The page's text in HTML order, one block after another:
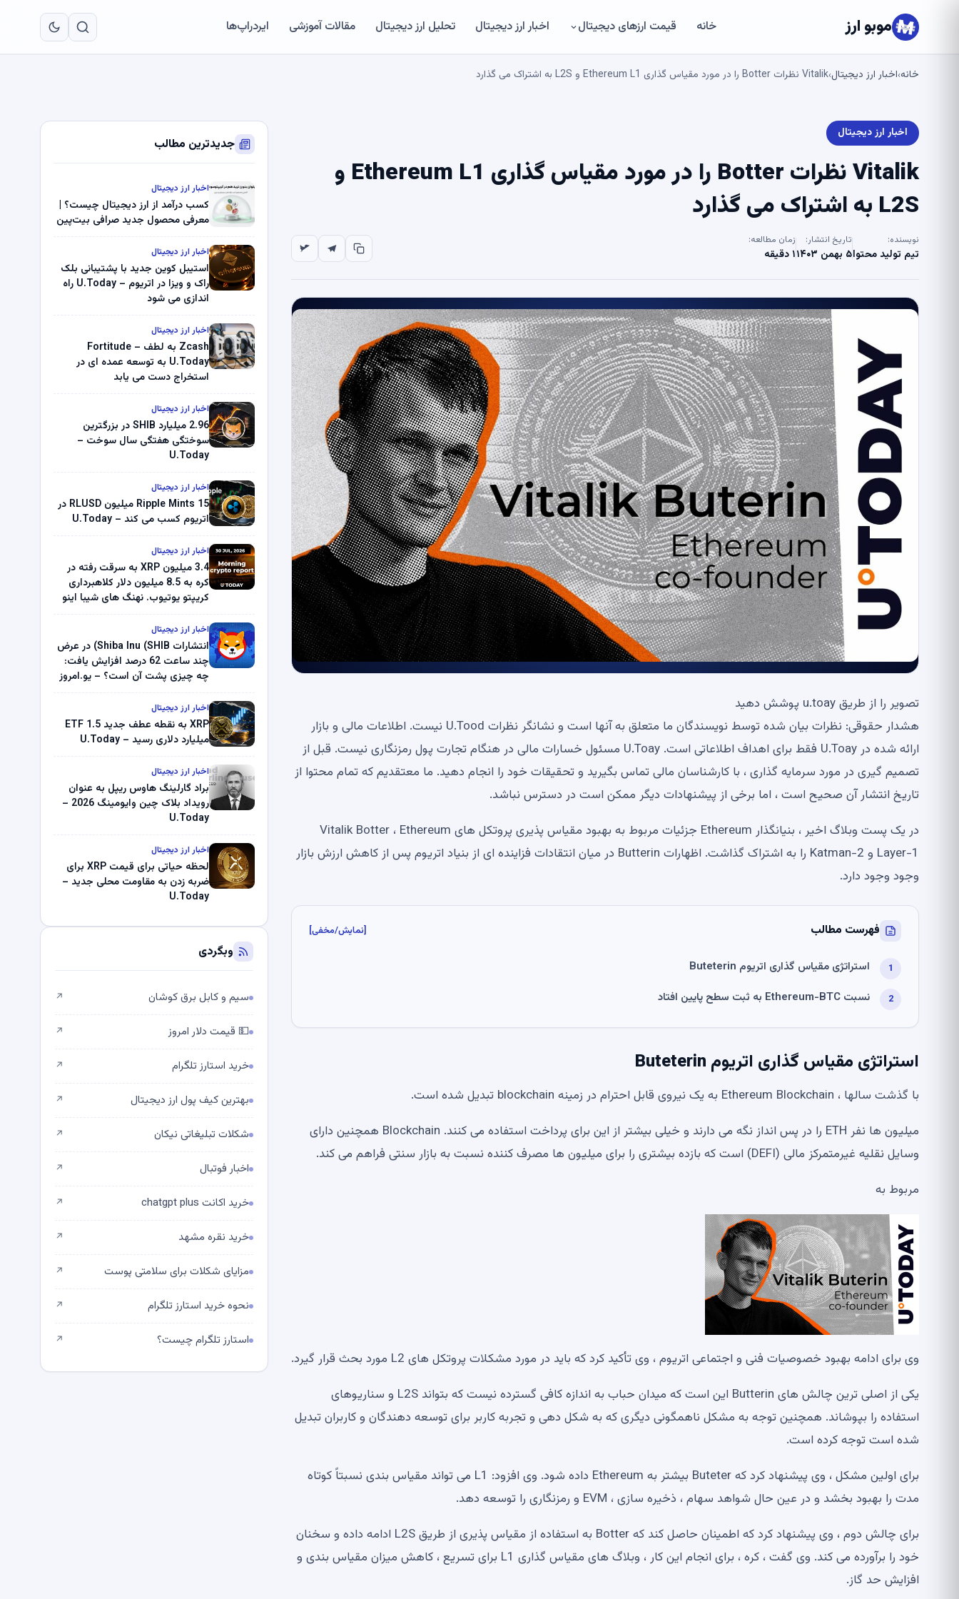
موبو ارز خانه قیمت ارزهای دیجیتال اخبار ارز دیجیتال تحلیل ارز دیجیتال مقالات آموزشی ایردراپ‌ها
خانه›اخبار ارز دیجیتال›Vitalik نظرات Botter را در مورد مقیاس گذاری Ethereum L1 و L2S به اشتراک می گذارد
اخبار ارز دیجیتال
Vitalik نظرات Botter را در مورد مقیاس گذاری Ethereum L1 و
L2S به اشتراک می گذارد
نویسنده:
تیم تولید محتوا
تاریخ انتشار:
۵ بهمن ۱۴۰۳
زمان مطالعه:
۱ دقیقه
تصویر را از طریق u.toay پوشش دهید
هشدار حقوقی: نظرات بیان شده توسط نویسندگان ما متعلق به آنها است و نشانگر نظرات U.Tood نیست. اطلاعات مالی و بازار
ارائه شده در U.Toay فقط برای اهداف اطلاعاتی است. U.Toay مسئول خسارات مالی در هنگام تجارت پول رمزنگاری نیست. قبل از
تصمیم گیری در مورد سرمایه گذاری ، با کارشناسان مالی تماس بگیرید و تحقیقات خود را انجام دهید. ما معتقدیم که تمام محتوا از
تاریخ انتشار آن صحیح است ، اما برخی از پیشنهادات دیگر ممکن است در دسترس نباشد.
در یک پست وبلاگ اخیر ، بنیانگذار Ethereum جزئیات مربوط به بهبود مقیاس پذیری پروتکل های Vitalik Botter ، Ethereum
Layer-1 و Katman-2 را به اشتراک گذاشت. اظهارات Butterin در میان انتقادات فزاینده ای از بنیاد اتریوم پس از کاهش ارزش بازار
وجود وجود دارد.
فهرست مطالب [نمایش/مخفی]
استراتژی مقیاس گذاری اتریوم Buteterin
نسبت Ethereum-BTC به ثبت سطح پایین افتاد
استراتژی مقیاس گذاری اتریوم Buteterin
با گذشت سالها ، Ethereum Blockchain به یک نیروی قابل احترام در زمینه blockchain تبدیل شده است.
میلیون ها نفر ETH را در پس انداز نگه می دارند و خیلی بیشتر از این برای پرداخت استفاده می کنند. Blockchain همچنین دارای
وسایل نقلیه غیرمتمرکز مالی (DEFI) است که بازده بیشتری را برای میلیون ها مصرف کننده نسبت به بازار سنتی فراهم می کند.
مربوط به
وی برای ادامه بهبود خصوصیات فنی و اجتماعی اتریوم ، وی تأکید کرد که باید در مورد مشکلات پروتکل های L2 مورد بحث قرار گیرد.
یکی از اصلی ترین چالش های Butterin این است که میدان حباب به اندازه کافی گسترده نیست که بتواند L2S و سناریوهای
استفاده را بپوشاند. همچنین توجه به مشکل ناهمگونی دیگری که به شکل دهی و تجربه کاربر برای توسعه دهندگان و کاربران تبدیل
شده است توجه کرده است.
برای اولین مشکل ، وی پیشنهاد کرد که Buteter بیشتر به Ethereum داده شود. وی افزود: L1 می تواند مقیاس بندی نسبتاً کوتاه
مدت را بهبود بخشد و در عین حال شواهد سهام ، ذخیره سازی ، EVM و رمزنگاری را توسعه دهد.
برای چالش دوم ، وی پیشنهاد کرد که اطمینان حاصل کند که Botter به استفاده از مقیاس پذیری از طریق L2S ادامه داده و سخنان
خود را برآورده می کند. وی گفت ، کره ، برای انجام این کار ، وبلاگ های مقیاس گذاری L1 برای تسریع ، کاهش میزان مقیاس بندی و
افزایش حد گاز.
جدیدترین مطالب
اخبار ارز دیجیتال
کسب درآمد از ارز دیجیتال چیست؟ |
معرفی محصول جدید صرافی بیت‌پین
اخبار ارز دیجیتال
استیبل کوین جدید با پشتیبانی بلک
راک و ویزا در اتریوم – U.Today راه
اندازی می شود
اخبار ارز دیجیتال
Zcash به لطف Fortitude –
U.Today به توسعه عمده ای در
استخراج دست می یابد
اخبار ارز دیجیتال
2.96 میلیارد SHIB در بزرگترین
سوختگی هفتگی سال سوخت –
U.Today
اخبار ارز دیجیتال
Ripple Mints 15 میلیون RLUSD در
اتریوم کسب می کند – U.Today
اخبار ارز دیجیتال
3.4 میلیون XRP به سرقت رفته در
کره به 8.5 میلیون دلار کلاهبرداری
کریپتو یوتیوب. نهنگ های شیبا اینو
میلیون دلار U-Turn در بیت کوین را
ثبت کرد – گزارش کریپتو صبح –
U.Today
اخبار ارز دیجیتال
انتشارات Shiba Inu (SHIB) در عرض
چند ساعت 62 درصد افزایش یافت:
چه چیزی پشت آن است؟ – یو.امروز
اخبار ارز دیجیتال
XRP به نقطه عطف جدید ETF 1.5
میلیارد دلاری رسید – U.Today
اخبار ارز دیجیتال
براد گارلینگ هاوس ریپل به عنوان
رویداد بلاک چین وایومینگ 2026 –
U.Today
اخبار ارز دیجیتال
لحظه حیاتی برای قیمت XRP برای
ضربه زدن به مقاومت محلی جدید –
U.Today
وبگردی
سیم و کابل برق کوشان ↗
💵 قیمت دلار امروز ↗
خرید استارز تلگرام ↗
بهترین کیف پول ارز دیجیتال ↗
شکلات تبلیغاتی نیکان ↗
اخبار فوتبال ↗
خرید اکانت chatgpt plus ↗
خرید نقره مشهد ↗
مزایای شکلات برای سلامتی پوست ↗
نحوه خرید استارز تلگرام ↗
استارز تلگرام چیست؟ ↗